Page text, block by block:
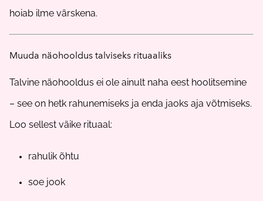
hoiab ilme värskena.
Muuda näohooldus talviseks rituaaliks
Talvine näohooldus ei ole ainult naha eest hoolitsemine
– see on hetk rahunemiseks ja enda jaoks aja võtmiseks.
Loo sellest väike rituaal:
rahulik õhtu
soe jook